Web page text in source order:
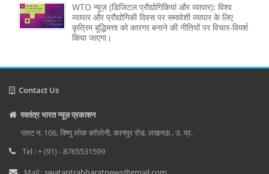
WTO न्यूज़ (डिजिटल प्रौद्योगिकियां और व्यापार): विश्व
व्यापार और प्रौद्योगिकी दिवस पर समावेशी व्यापार के लिए
कृत्रिम बुद्धिमत्ता को कारगर बनाने की नीतियों पर विचार-विमर्श
किया जाएगा।
Contact Us
स्वतंत्र भारत न्यूज़ प्रकाशन
प्लाट न. 106, विष्णु लोक कॉलोनी, कानपुर रोड, लखनऊ , उ. प्र.
Tel : + (91) - 8765531599